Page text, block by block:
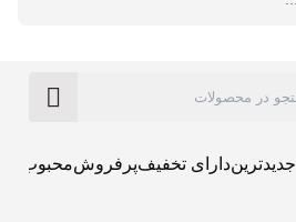
جدیدتریندارای تخفیفپرفروشمحبوب